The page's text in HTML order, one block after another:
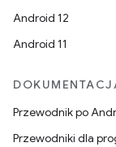
Android 12
Android 11
Przewodnik po
Przewodniki dla